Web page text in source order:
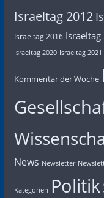
Israeltag 2012
Israeltag 2016
Israeltag 2020 Israeltag 2021
Kommentar der Woche
News Newsletter
Kategorien Politik